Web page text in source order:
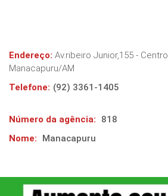
Endereço: Av.ribeiro Junior,155 - Centro
Manacapuru/AM
Telefone: (92) 3361-1405
Número da agência:
818
Nome:
Manacapuru